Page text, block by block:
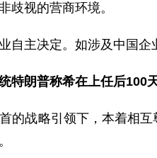
歧视的营商环境。
主决定。如涉及中国企
特朗普称希在上任后100
的战略引领下，本着相